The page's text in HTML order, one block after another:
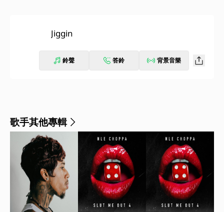
Jiggin
鈴聲 答鈴 背景音樂
歌手其他專輯